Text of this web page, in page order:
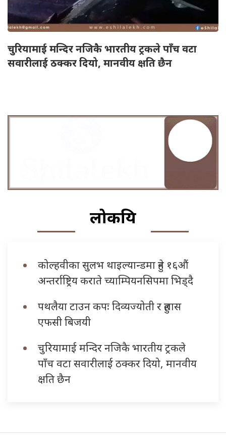
चुरियामाई मन्दिर नजिकै भारतीय ट्रकले पाँच वटा
सवारीलाई ठक्कर दियो, मानवीय क्षति छैन
लोकप्रिय
कोल्हवीका सुलभ थाइल्यान्डमा हुने १६औं
अन्तर्राष्ट्रिय कराते च्याम्पियनसिपमा भिड्दै
पथलैया टाउन कपः दिव्यज्योती र हुलास
एफसी बिजयी
चुरियामाई मन्दिर नजिकै भारतीय ट्रकले
पाँच वटा सवारीलाई ठक्कर दियो, मानवीय
क्षति छैन